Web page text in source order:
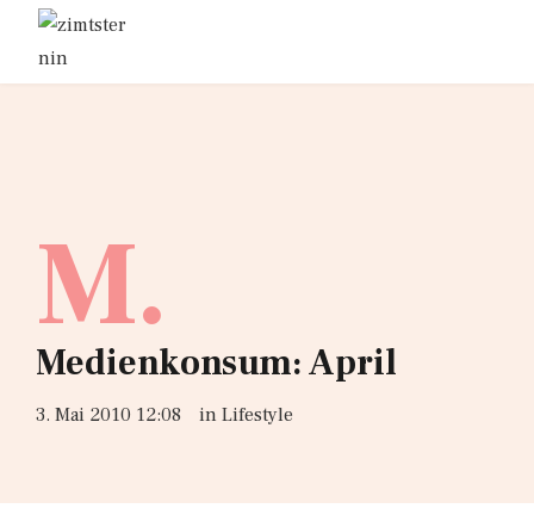
M.
Medienkonsum: April
3. Mai 2010 12:08 in Lifestyle